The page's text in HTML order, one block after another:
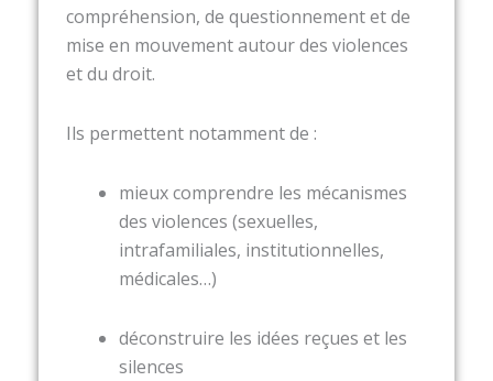
compréhension, de questionnement et de
mise en mouvement autour des violences
et du droit.
Ils permettent notamment de :
mieux comprendre les mécanismes
des violences (sexuelles,
intrafamiliales, institutionnelles,
médicales…)
déconstruire les idées reçues et les
silences